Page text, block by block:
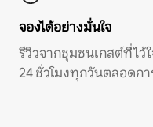
จองได้อย่างมั่นใจ
รีวิวจากชุมชนเกสต์ที่ไว้
24 ชั่วโมงทุกวันตลอดกา